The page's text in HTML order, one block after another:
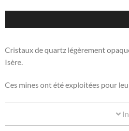
Cristaux de quartz légèrement
Isère.
Ces mines ont été exploitées pour